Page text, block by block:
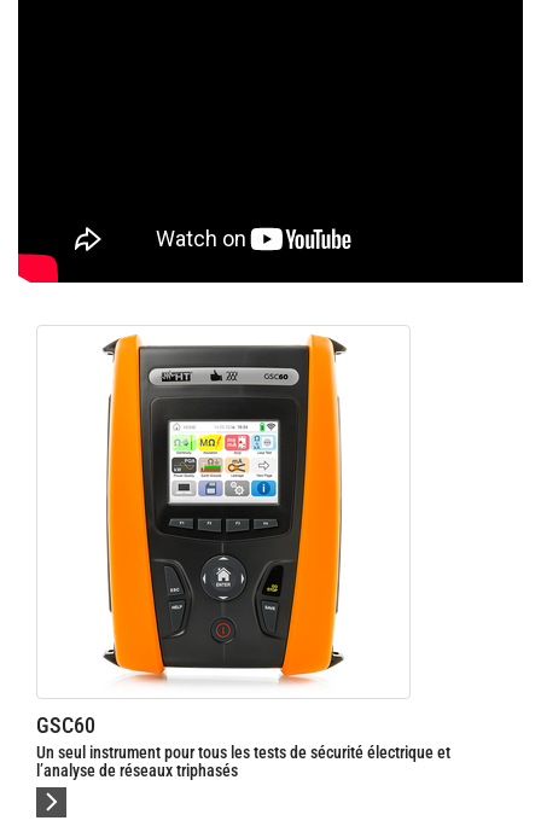
GSC60
Un seul instrument pour tous les tests de sécurité électrique et
l’analyse de réseaux triphasés